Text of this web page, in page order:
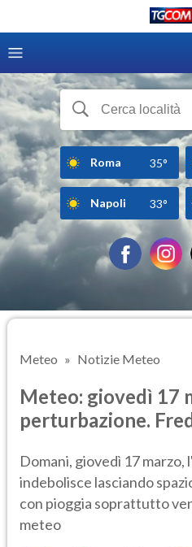
Roma 35°
Napoli 33°
Meteo Notizie Meteo
Meteo: giovedì 17
perturbazione.
Domani, giovedì 17 marzo,
indebolisce lasciando
con pioggia soprattutto
meteo